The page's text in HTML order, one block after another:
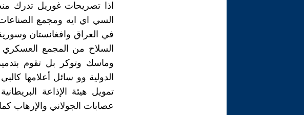
اذا تصريحات غوريل تدرك
السي اي ايه ومجمع
في العراق وافغانستان
السلاح من المجمع العسكري
وماسك وتوكر بل تقوم
الدولية وو سائل أعلامها
تمويل هيئة الإذاعة
عصابات الجولاني والإرهاب